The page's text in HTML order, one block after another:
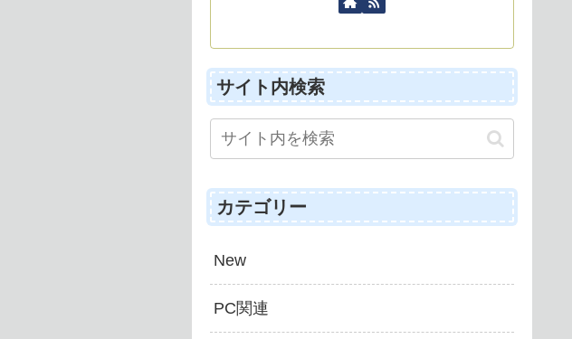
サイト内検索
カテゴリー
New
PC関連